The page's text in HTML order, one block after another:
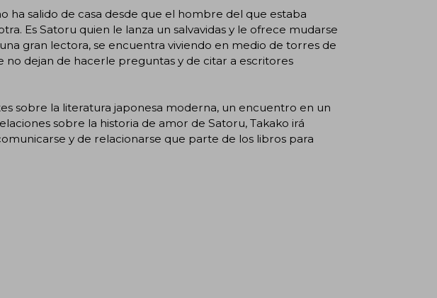
ha salido de casa desde que el hombre del que estaba
Es Satoru quien le lanza un salvavidas y le ofrece mudarse
gran lectora, se encuentra viviendo en medio de torres de
no dejan de hacerle preguntas y de citar a escritores
sobre la literatura japonesa moderna, un encuentro en un
sobre la historia de amor de Satoru, Takako irá
y de relacionarse que parte de los libros para